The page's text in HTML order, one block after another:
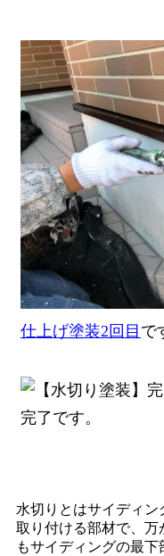
仕上げ塗装2回目 で
完了です。
水切りとはサイディ
取り付ける部材で、万
もサイディングの最